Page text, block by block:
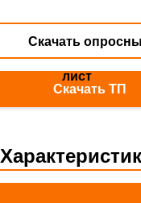
Скачать
лист
Скачать ТП